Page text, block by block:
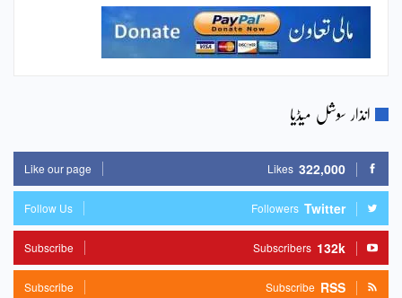
انذار سوشل میڈیا
322,000
Likes
Like our page
Twitter
Followers
Follow Us
132k
Subscribers
Subscribe
RSS
Subscribe
Subscribe